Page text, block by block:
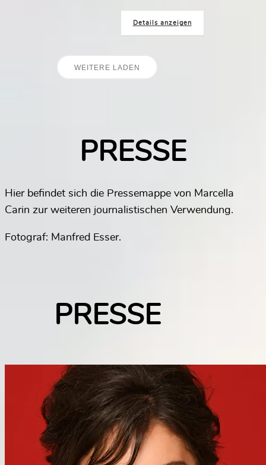
Details anzeigen
WEITERE LADEN
PRESSE
Hier befindet sich die Pressemappe von Marcella
Carin zur weiteren journalistischen Verwendung.
Fotograf: Manfred Esser.
PRESSE